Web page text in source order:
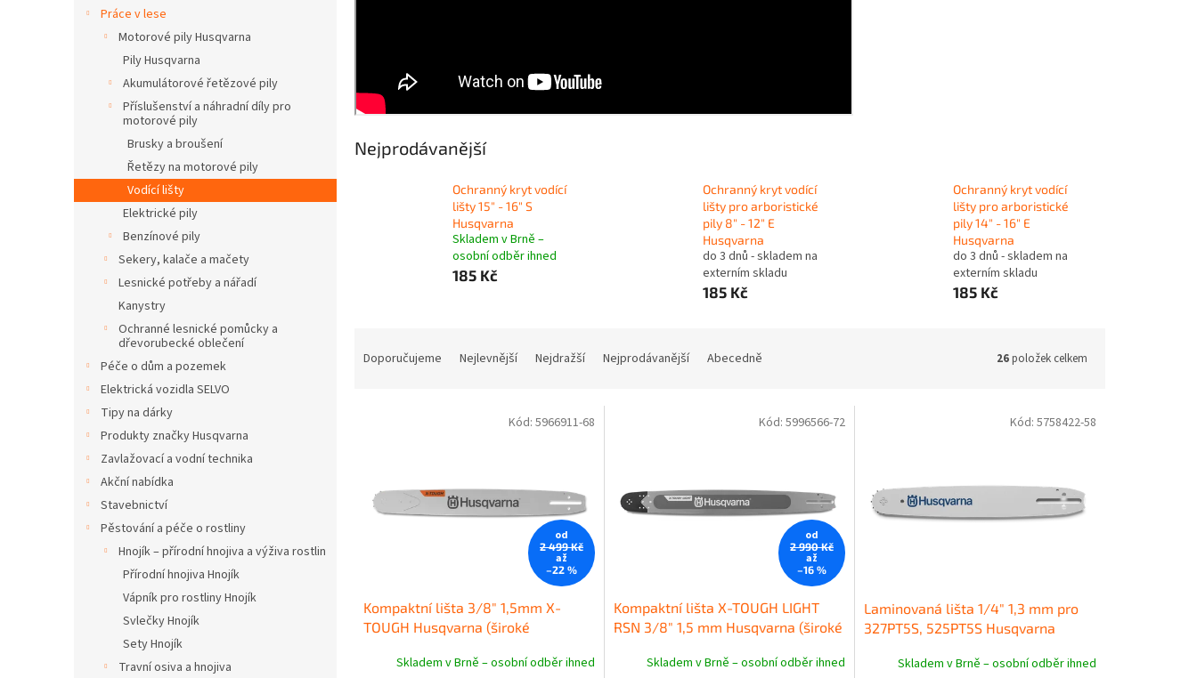
Práce v lese
Motorové pily Husqvarna
Pily Husqvarna
Akumulátorové řetězové pily
Příslušenství a náhradní díly pro
motorové pily
Brusky a broušení
Řetězy na motorové pily
Vodící lišty
Elektrické pily
Benzínové pily
Sekery, kalače a mačety
Lesnické potřeby a nářadí
Kanystry
Ochranné lesnické pomůcky a
dřevorubecké oblečení
Péče o dům a pozemek
Elektrická vozidla SELVO
Tipy na dárky
Produkty značky Husqvarna
Zavlažovací a vodní technika
Akční nabídka
Stavebnictví
Pěstování a péče o rostliny
Hnojík – přírodní hnojiva a výživa rostlin
Přírodní hnojiva Hnojík
Vápník pro rostliny Hnojík
Svlečky Hnojík
Sety Hnojík
Travní osiva a hnojiva
Nejprodávanější
Ochranný kryt vodící
lišty 15" - 16" S
Husqvarna
Skladem v Brně –
osobní odběr ihned
185 Kč
Ochranný kryt vodící
lišty pro arboristické
pily 8" - 12" E
Husqvarna
do 3 dnů - skladem na
externím skladu
185 Kč
Ochranný kryt vodící
lišty pro arboristické
pily 14" - 16" E
Husqvarna
do 3 dnů - skladem na
externím skladu
185 Kč
Doporučujeme Nejlevnější Nejdražší Nejprodávanější Abecedně 26položek celkem
od
2 499 Kč
až
–22 %
Kompaktní lišta 3/8" 1,5mm X-
TOUGH Husqvarna (široké
Skladem v Brně – osobní odběr ihned
Kód: 5966911-68
od
2 990 Kč
až
–16 %
Kompaktní lišta X-TOUGH LIGHT
RSN 3/8" 1,5 mm Husqvarna (široké
Skladem v Brně – osobní odběr ihned
Kód: 5996566-72
Laminovaná lišta 1/4" 1,3 mm pro
327PT5S, 525PT5S Husqvarna
Skladem v Brně – osobní odběr ihned
Kód: 5758422-58